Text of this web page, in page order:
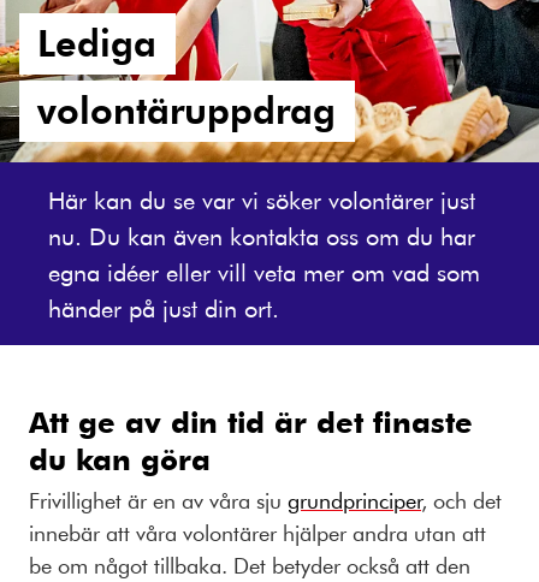
Lediga
volontäruppdrag
Här kan du se var vi söker volontärer just
nu. Du kan även kontakta oss om du har
egna idéer eller vill veta mer om vad som
händer på just din ort.
Att ge av din tid är det finaste
du kan göra
Frivillighet är en av våra sju grundprinciper, och det
innebär att våra volontärer hjälper andra utan att
be om något tillbaka. Det betyder också att den